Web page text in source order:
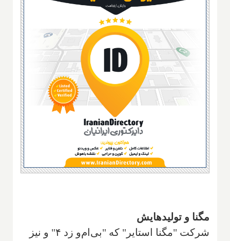
مگنا و تولیدهایش
شرکت "مگنا استایر" که "بی‌ام‌و زد ۴" و نیز